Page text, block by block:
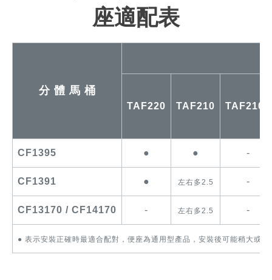
座適配表
分 體 馬 桶
TAF220 TAF210 TAF210L
CF1395 ● ● -
CF1391 ● 左右多2.5 -
CF13170 / CF14170 - 左右多2.5 -
● 表示安裝正確時最適合配對，便座為通用型產品